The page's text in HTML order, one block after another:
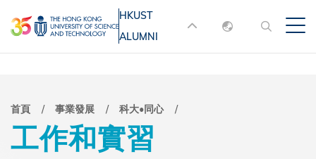
至
主
MORE ABOUT HKUST
UNIVERSITY NEWS
ACADEMIC
LIFE@HKUST
MAP & DIRECTIONS
HKUST
ALUMNI
English
導
航
首頁 事業發展 科大•同心
工作和實習